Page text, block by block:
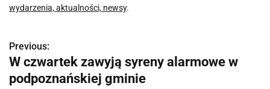
wydarzenia, aktualności, newsy.
N
a
Previous:
W czwartek zawyją syreny alarmowe w
podpoznańskiej gminie